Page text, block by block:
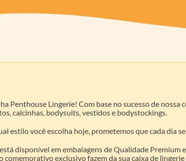
Penthouse Lingerie! Com base no sucesso de
calcinhas, bodysuits, vestidos e bodystockings.
estilo você escolha hoje, prometemos que cada dia
disponível em embalagens de Qualidade Premium
exclusivo fazem da sua caixa de lingerie